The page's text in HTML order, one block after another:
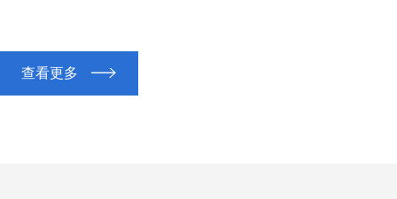
制；具有硬件设计与软件深度定制开发能力，可提供定制化解
查看更多